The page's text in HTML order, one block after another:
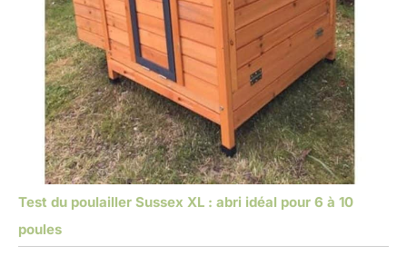
Test du poulailler Sussex XL : abri idéal pour 6 à 10
poules